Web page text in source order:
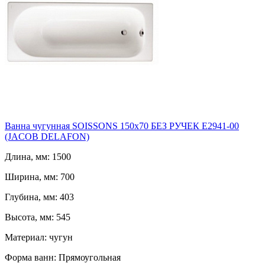
Ванна чугунная SOISSONS 150х70 БЕЗ РУЧЕК E2941-00
(JACOB DELAFON)
Длина, мм: 1500
Ширина, мм: 700
Глубина, мм: 403
Высота, мм: 545
Материал: чугун
Форма ванн: Прямоугольная